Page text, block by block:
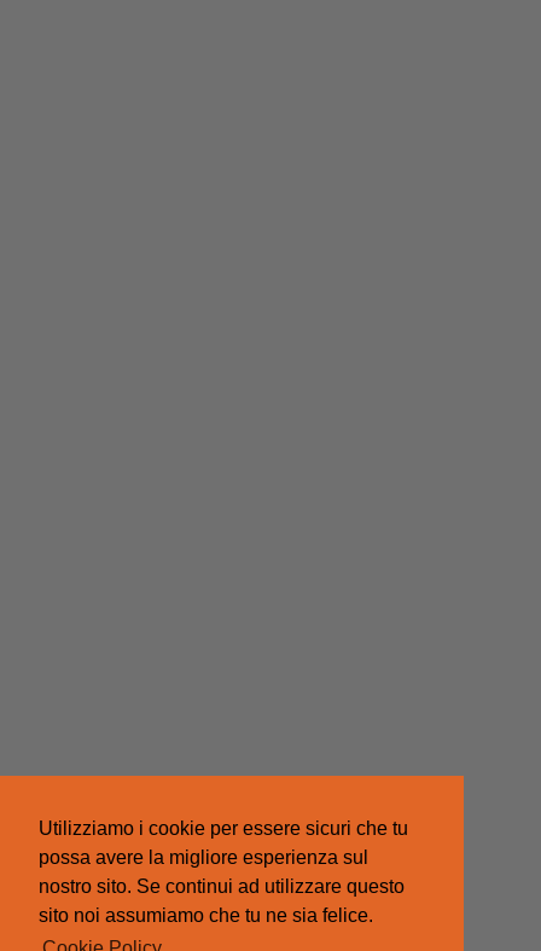
Utilizziamo i cookie per essere sicuri che tu
possa avere la migliore esperienza sul
nostro sito. Se continui ad utilizzare questo
sito noi assumiamo che tu ne sia felice.